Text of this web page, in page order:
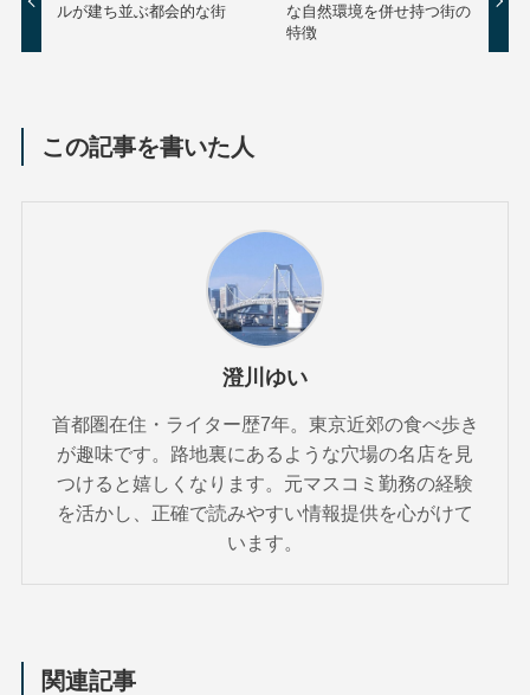
ルが建ち並ぶ都会的な街
な自然環境を併せ持つ街の
特徴
この記事を書いた人
澄川ゆい
首都圏在住・ライター歴7年。東京近郊の食べ歩き
が趣味です。路地裏にあるような穴場の名店を見
つけると嬉しくなります。元マスコミ勤務の経験
を活かし、正確で読みやすい情報提供を心がけて
います。
関連記事